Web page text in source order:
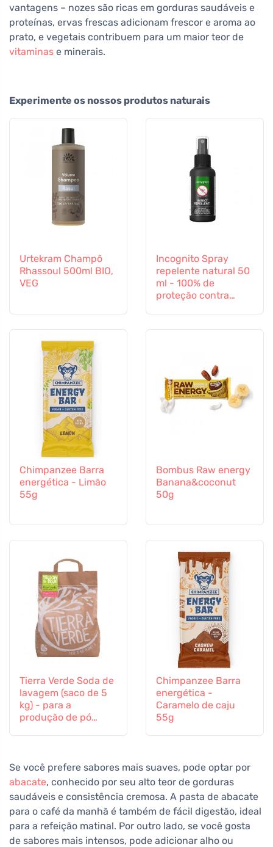
vantagens – nozes são ricas em gorduras saudáveis e
proteínas, ervas frescas adicionam frescor e aroma ao
prato, e vegetais contribuem para um maior teor de
vitaminas e minerais.
Experimente os nossos produtos naturais
Urtekram Champô
Rhassoul 500ml BIO,
VEG
Incognito Spray
repelente natural 50
ml - 100% de
proteção contra
Chimpanzee Barra
energética - Limão
55g
Bombus Raw energy
Banana&coconut
50g
Tierra Verde Soda de
lavagem (saco de 5
kg) - para a
produção de pó
Chimpanzee Barra
energética -
Caramelo de caju
55g
Se você prefere sabores mais suaves, pode optar por
abacate, conhecido por seu alto teor de gorduras
saudáveis e consistência cremosa. A pasta de abacate
para o café da manhã é também de fácil digestão, ideal
para a refeição matinal. Por outro lado, se você gosta
de sabores mais intensos, pode adicionar alho ou